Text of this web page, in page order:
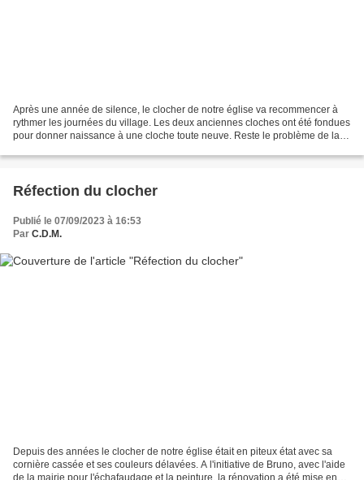
Après une année de silence, le clocher de notre église va recommencer à
rythmer les journées du village. Les deux anciennes cloches ont été fondues
pour donner naissance à une cloche toute neuve. Reste le problème de la
Réfection du clocher
Publié le 07/09/2023 à 16:53
Par C.D.M.
Depuis des années le clocher de notre église était en piteux état avec sa
cornière cassée et ses couleurs délavées. A l'initiative de Bruno, avec l'aide
de la mairie pour l'échafaudage et la peinture, la rénovation a été mise en